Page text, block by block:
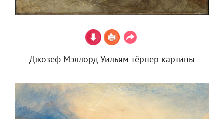
Джозеф Мэллорд Уильям тёрнер картины